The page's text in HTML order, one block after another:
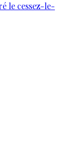
le cessez-le-